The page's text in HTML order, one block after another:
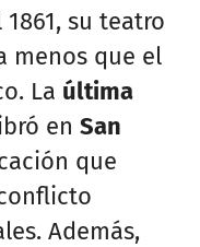
su teatro
menos que el
La última
en San
que
Además,